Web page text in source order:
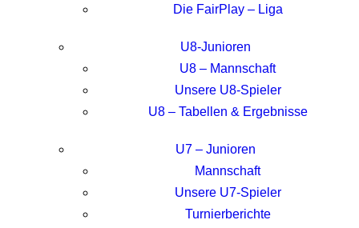
Die FairPlay – Liga
U8-Junioren
U8 – Mannschaft
Unsere U8-Spieler
U8 – Tabellen & Ergebnisse
U7 – Junioren
Mannschaft
Unsere U7-Spieler
Turnierberichte